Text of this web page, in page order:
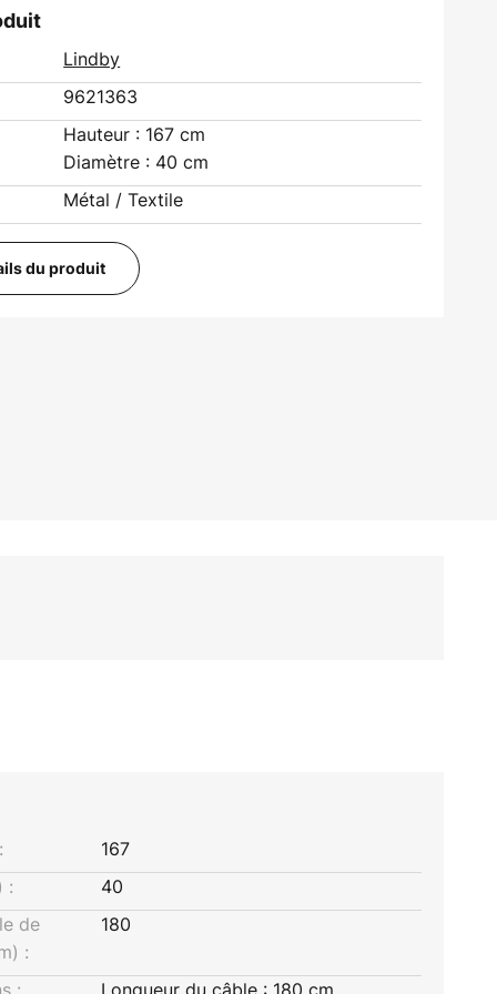
Lindby
9621363
Hauteur : 167 cm
Diamètre : 40 cm
Métal / Textile
du produit
167
:
40
de
:
180